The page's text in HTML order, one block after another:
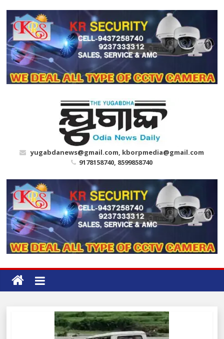
content
yugabdanews@gmail.com, kborpmedia@gmail.com
9178158740, 8599858740